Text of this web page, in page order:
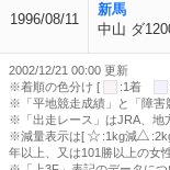
1996/08/11
新馬
中山 ダ
2002/12/21 00:00 更新
※着順の色分け [
:1着
※「平地競走成績」と「障害
※「出走レース」はJRA、地
※減量表示は[
:1kg減
年以上、又は101勝以上の女